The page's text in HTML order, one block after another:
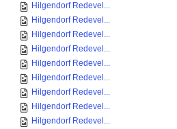
Hilgendorf Redevel...
Hilgendorf Redevel...
Hilgendorf Redevel...
Hilgendorf Redevel...
Hilgendorf Redevel...
Hilgendorf Redevel...
Hilgendorf Redevel...
Hilgendorf Redevel...
Hilgendorf Redevel...